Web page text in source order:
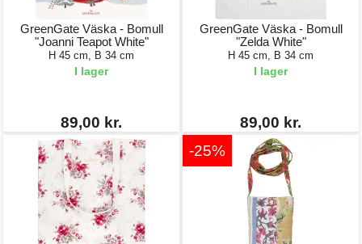
GreenGate Väska - Bomull
"Joanni Teapot White"
H 45 cm, B 34 cm
I lager
89,00 kr.
GreenGate Väska - Bomull
"Zelda White"
H 45 cm, B 34 cm
I lager
89,00 kr.
-25%